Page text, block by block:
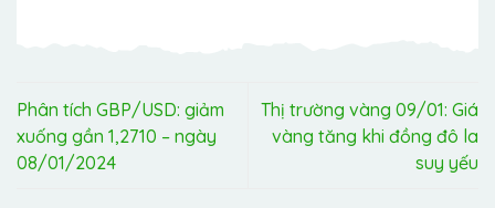
Phân tích GBP/USD: giảm
xuống gần 1,2710 – ngày
08/01/2024
Thị trường vàng 09/01: Giá
vàng tăng khi đồng đô la
suy yếu